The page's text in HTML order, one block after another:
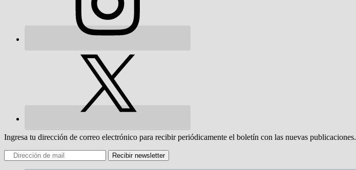
Ingresa tu dirección de correo electrónico para recibir periódicamente el boletín con las nuevas publicaciones.
Recibir newsletter